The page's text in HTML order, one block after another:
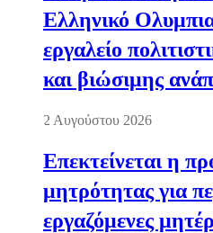
Ελληνικό
εργαλείο
και βιώσιμης
2 Αυγούστου 2026
Επεκτείνεται η
μητρότητας για
εργαζόμενες